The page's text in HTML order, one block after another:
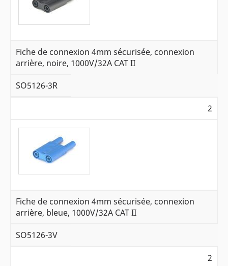
Fiche de connexion 4mm sécurisée, connexion
arrière, noire, 1000V/32A CAT II
SO5126-3R
2
Fiche de connexion 4mm sécurisée, connexion
arrière, bleue, 1000V/32A CAT II
SO5126-3V
2